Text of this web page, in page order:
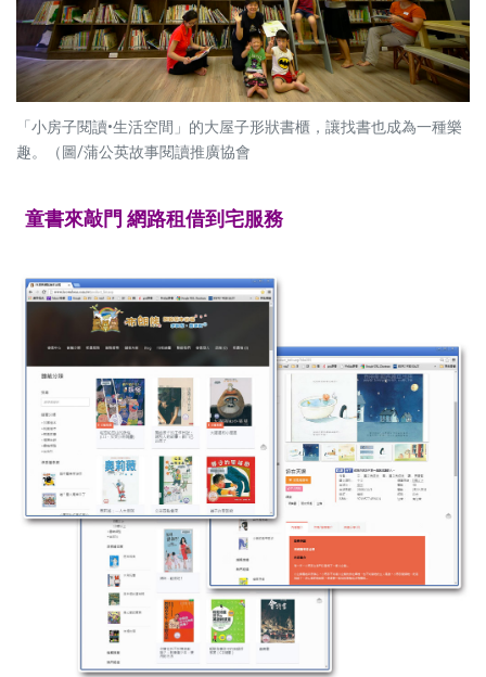
「小房子閱讀•生活空間」的大屋子形狀書櫃，讓找書也成為一種樂
趣。（圖/蒲公英故事閱讀推廣協會
童書來敲門 網路租借到宅服務